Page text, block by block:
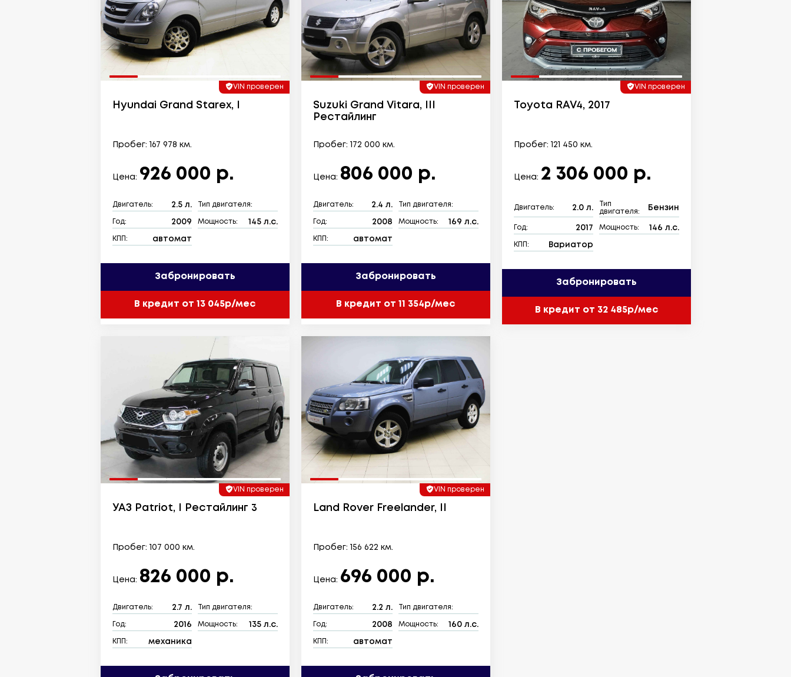
VIN проверен
Hyundai Grand Starex, I
Пробег: 167 978 км.
Цена: 926 000 р.
Двигатель: 2.5 л. Тип двигателя:
Год: 2009 Мощность: 145 л.с.
КПП: автомат
Забронировать
В кредит от 13 045р/мес
VIN проверен
Suzuki Grand Vitara, III
Рестайлинг
Пробег: 172 000 км.
Цена: 806 000 р.
Двигатель: 2.4 л. Тип двигателя:
Год: 2008 Мощность: 169 л.с.
КПП: автомат
Забронировать
В кредит от 11 354р/мес
VIN проверен
Toyota RAV4, 2017
Пробег: 121 450 км.
Цена: 2 306 000 р.
Двигатель: 2.0 л.
Тип
двигателя:
Бензин
Год: 2017 Мощность: 146 л.с.
КПП: Вариатор
Забронировать
В кредит от 32 485р/мес
VIN проверен
УАЗ Patriot, I Рестайлинг 3
Пробег: 107 000 км.
Цена: 826 000 р.
Двигатель: 2.7 л. Тип двигателя:
Год: 2016 Мощность: 135 л.с.
КПП: механика
VIN проверен
Land Rover Freelander, II
Пробег: 156 622 км.
Цена: 696 000 р.
Двигатель: 2.2 л. Тип двигателя:
Год: 2008 Мощность: 160 л.с.
КПП: автомат